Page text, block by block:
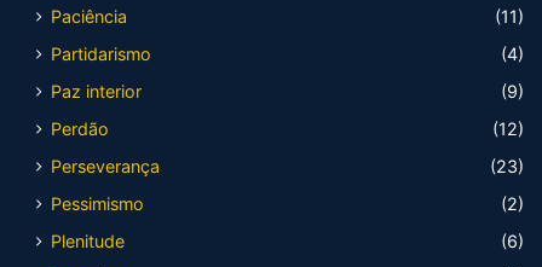
Paciência
(11)
Partidarismo
(4)
Paz interior
(9)
Perdão
(12)
Perseverança
(23)
Pessimismo
(2)
Plenitude
(6)